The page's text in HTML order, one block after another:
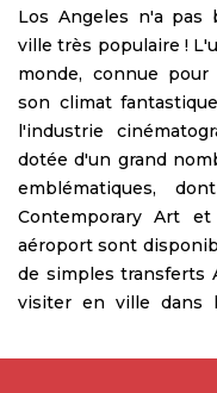
Los Angeles n'a pas
ville très populaire !
monde, connue
son climat
l'industrie
dotée d'un grand
emblématiques,
Contemporary Art
aéroport sont
de simples transferts
visiter en ville dans
voyage. Une fois